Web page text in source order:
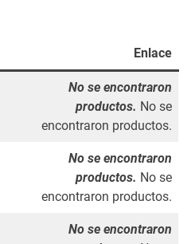
Enlace
No se encontraron
productos. No se
encontraron productos.
No se encontraron
productos. No se
encontraron productos.
No se encontraron